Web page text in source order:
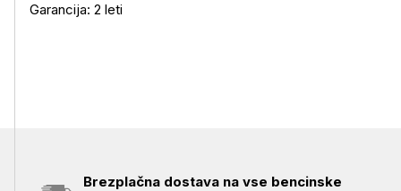
Garancija: 2 leti
Brezplačna dostava na vse bencinske